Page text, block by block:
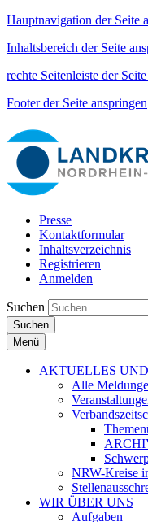
Hauptnavigation der Seite
Inhaltsbereich der Seite
rechte Seitenleiste der
Footer der Seite anspringen
Presse
Kontaktformular
Inhaltsverzeichnis
Registrieren
Anmelden
Suchen
Suchen
Menü
AKTUELLES UND
Alle
NRW-Kreise
WIR ÜBER UNS
Aufgaben